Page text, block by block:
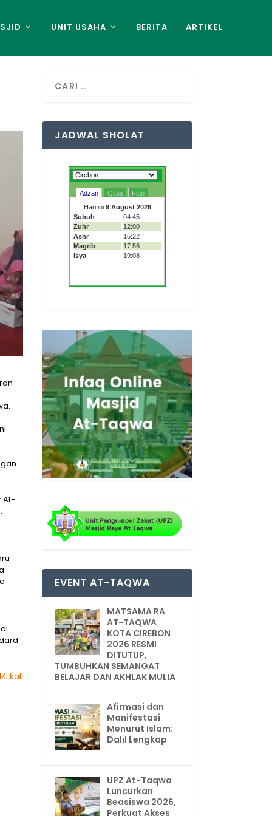
UNIT USAHA BERITA ARTIKEL
At-
kali
JADWAL SHOLAT
EVENT AT-TAQWA
MATSAMA RA
AT-TAQWA
KOTA CIREBON
2026 RESMI
DITUTUP,
TUMBUHKAN SEMANGAT
BELAJAR DAN AKHLAK MULIA
Afirmasi dan
Manifestasi
Menurut Islam:
Dalil Lengkap
UPZ At-Taqwa
Luncurkan
Beasiswa 2026,
Perkuat Akses